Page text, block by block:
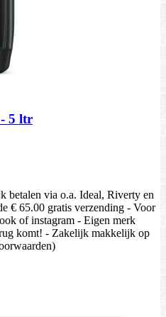
5 ltr
betalen via o.a. Ideal, Riverty en
€ 65.00 gratis verzending - Voor
of instagram - Eigen merk
komt! - Zakelijk makkelijk op